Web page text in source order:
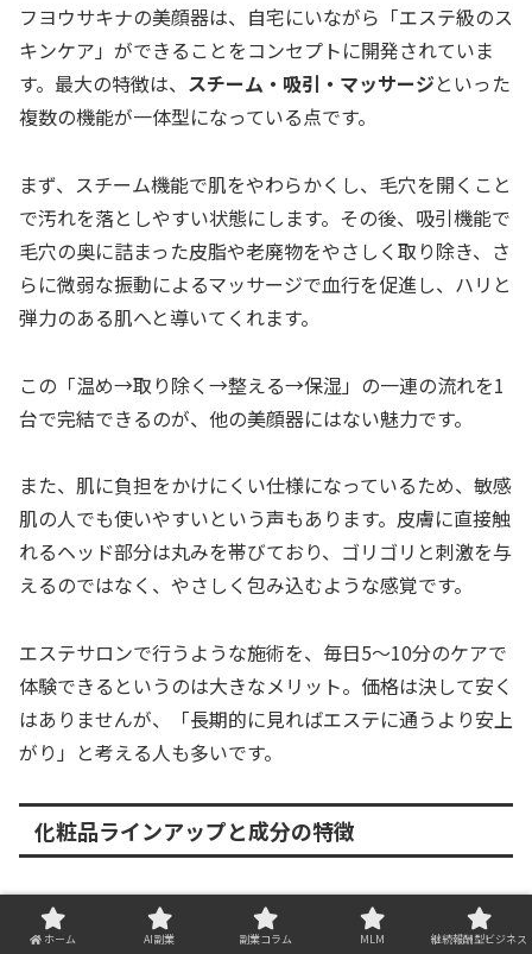
フヨウサキナの美顔器は、自宅にいながら「エステ級のス
キンケア」ができることをコンセプトに開発されていま
す。最大の特徴は、 スチーム・吸引・マッサージといった
複数の機能が一体型になっている点です。
まず、スチーム機能で肌をやわらかくし、毛穴を開くこと
で汚れを落としやすい状態にします。その後、吸引機能で
毛穴の奥に詰まった皮脂や老廃物をやさしく取り除き、さ
らに微弱な振動によるマッサージで血行を促進し、ハリと
弾力のある肌へと導いてくれます。
この「温め→取り除く→整える→保湿」の一連の流れを1
台で完結できるのが、他の美顔器にはない魅力です。
また、肌に負担をかけにくい仕様になっているため、敏感
肌の人でも使いやすいという声もあります。皮膚に直接触
れるヘッド部分は丸みを帯びており、ゴリゴリと刺激を与
えるのではなく、やさしく包み込むような感覚です。
エステサロンで行うような施術を、毎日5〜10分のケアで
体験できるというのは大きなメリット。価格は決して安く
はありませんが、「長期的に見ればエステに通うより安上
がり」と考える人も多いです。
化粧品ラインアップと成分の特徴
フヨウサキナでは、美顔器だけでなく専用のスキンケア化
粧品も展開しています。ラインナップは非常に豊富で、以
ホーム AI副業 副業コラム MLM 継続報酬型ビジネス